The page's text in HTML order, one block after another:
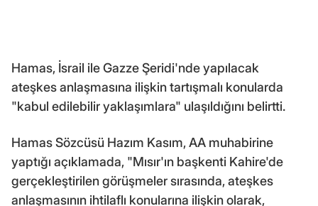
Hamas, İsrail ile Gazze Şeridi'nde yapılacak
ateşkes anlaşmasına ilişkin tartışmalı konularda
"kabul edilebilir yaklaşımlara" ulaşıldığını belirtti.
Hamas Sözcüsü Hazım Kasım, AA muhabirine
yaptığı açıklamada, "Mısır'ın başkenti Kahire'de
gerçekleştirilen görüşmeler sırasında, ateşkes
anlaşmasının ihtilaflı konularına ilişkin olarak,